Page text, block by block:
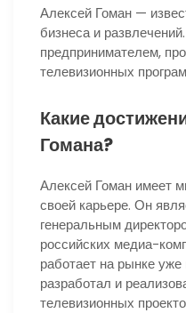
Алексей Гоман —
бизнеса и
предпринимателем,
телевизионных
Какие
Гомана?
Алексей Гоман имеет
своей карьере. Он
генеральным
российских медиа-
работает на рынке
разработал и
телевизионных